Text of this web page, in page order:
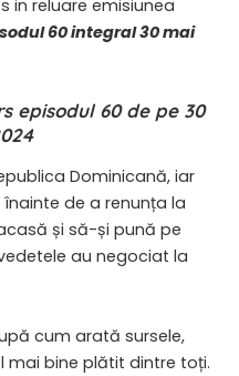
in reluare emisiunea
60 integral 30 mai
episodul 60 de pe 30
Dominicană, iar
de a renunța la
și să-și pună pe
au negociat la
cum arată sursele,
mai bine plătit dintre toți.